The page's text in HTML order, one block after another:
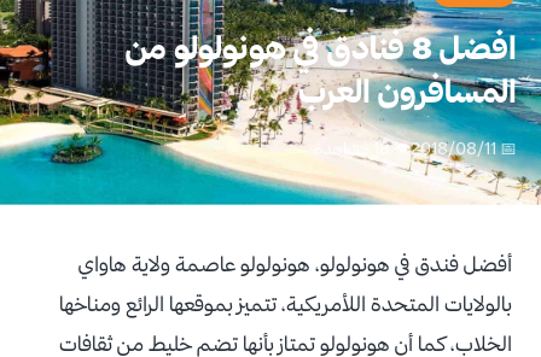
افضل 8 فنادق في هونولولو من
المسافرون العرب
📅 2018/08/11 👁 18 مشاهدة
أفضل فندق في هونولولو، هونولولو عاصمة ولاية هاواي
بالولايات المتحدة اللأمريكية، تتميز بموقعها الرائع ومناخها
الخلاب، كما أن هونولولو تمتاز بأنها تضم خليط من ثقافات